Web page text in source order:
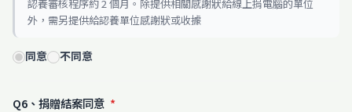
認養審核程序約 2 個月。除提供相關感謝狀給線上捐電腦的單位
外，需另提供給認養單位感謝狀或收據
同意 不同意
Q6、捐贈結案同意 *